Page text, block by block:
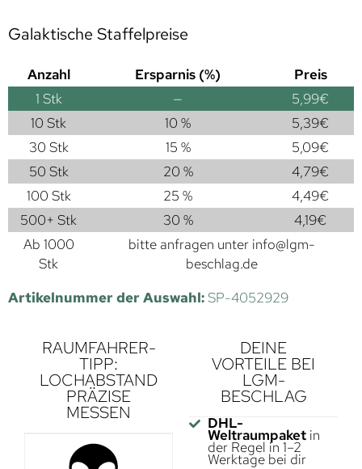
Galaktische Staffelpreise
Anzahl Ersparnis (%)
Preis
1 Stk — 5,99€
10 Stk
10 % 5,39€
30 Stk
15 % 5,09€
50 Stk
20 % 4,79€
100 Stk
25 % 4,49€
500+ Stk
30 % 4,19€
Ab 1000
Stk
bitte anfragen unter info@lgm-
beschlag.de
Artikelnummer der Auswahl:SP-4052929
RAUMFAHRER-
TIPP:
LOCHABSTAND
PRÄZISE
MESSEN
DEINE
VORTEILE BEI
LGM-
BESCHLAG
DHL-
Weltraumpaketin
der Regel in 1–2
Werktage bei dir